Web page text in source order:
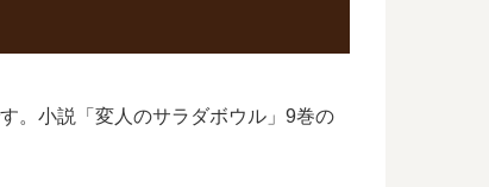
。小説「変人のサラダボウル」9巻の